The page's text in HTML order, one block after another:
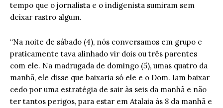
tempo que o jornalista e o indigenista sumiram sem
deixar rastro algum.
“Na noite de sábado (4), nós conversamos em grupo e
praticamente tava alinhado vir dois ou três parentes
com ele. Na madrugada de domingo (5), umas quatro da
manhã, ele disse que baixaria só ele e o Dom. Iam baixar
cedo por uma estratégia de sair às seis da manhã e não
ter tantos perigos, para estar em Atalaia às 8 da manhã e